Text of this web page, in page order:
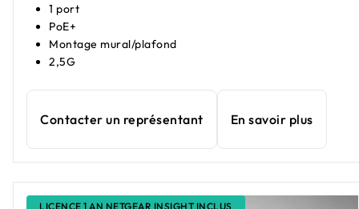
1 port
PoE+
Montage mural/plafond
2,5G
Contacter un représentant En savoir plus
LICENCE 1 AN NETGEAR INSIGHT INCLUS